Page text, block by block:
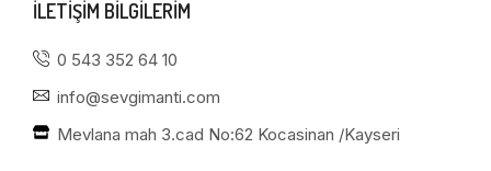
ILETIŞIM BILGILERIM
0 543 352 64 10
info@sevgimanti.com
Mevlana mah 3.cad No:62 Kocasinan /Kayseri